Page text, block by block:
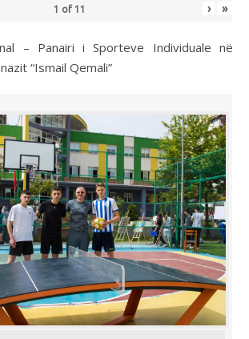
1 of 11 › »
– Panairi i Sporteve Individuale në
“Ismail Qemali”